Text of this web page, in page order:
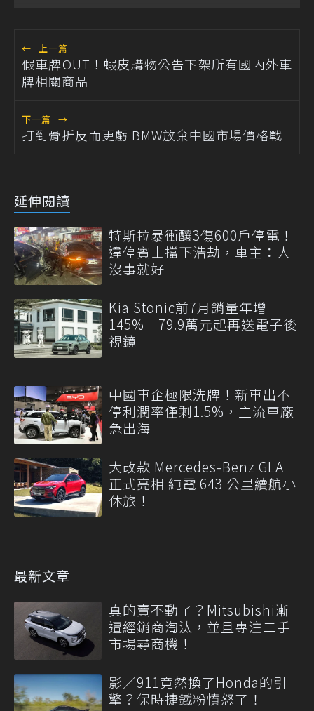
← 上一篇
假車牌OUT！蝦皮購物公告下架所有國內外車
牌相關商品
下一篇 →
打到骨折反而更虧 BMW放棄中國市場價格戰
延伸閱讀
特斯拉暴衝釀3傷600戶停電！
違停賓士擋下浩劫，車主：人
沒事就好
Kia Stonic前7月銷量年增
145% 79.9萬元起再送電子後
視鏡
中國車企極限洗牌！新車出不
停利潤率僅剩1.5%，主流車廠
急出海
大改款 Mercedes-Benz GLA
正式亮相 純電 643 公里續航小
休旅！
最新文章
真的賣不動了？Mitsubishi漸
遭經銷商淘汰，並且專注二手
市場尋商機！
影／911竟然換了Honda的引
擎？保時捷鐵粉憤怒了！